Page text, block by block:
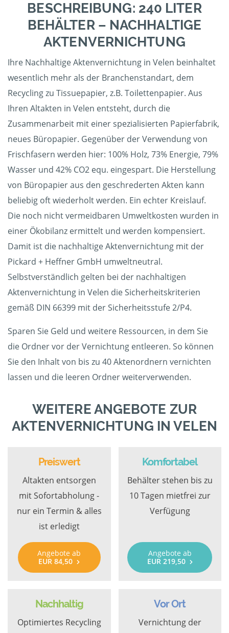
BESCHREIBUNG: 240 LITER
BEHÄLTER – NACHHALTIGE
AKTENVERNICHTUNG
Ihre Nachhaltige Aktenvernichtung in Velen beinhaltet
wesentlich mehr als der Branchenstandart, dem
Recycling zu Tissuepapier, z.B. Toilettenpapier. Aus
Ihren Altakten in Velen entsteht, durch die
Zusammenarbeit mit einer spezialisierten Papierfabrik,
neues Büropapier. Gegenüber der Verwendung von
Frischfasern werden hier: 100% Holz, 73% Energie, 79%
Wasser und 42% CO2 equ. eingespart. Die Herstellung
von Büropapier aus den geschrederten Akten kann
beliebig oft wiederholt werden. Ein echter Kreislauf.
Die noch nicht vermeidbaren Umweltkosten wurden in
einer Ökobilanz ermittelt und werden kompensiert.
Damit ist die nachhaltige Aktenvernichtung mit der
Pickard + Heffner GmbH umweltneutral.
Selbstverständlich gelten bei der nachhaltigen
Aktenvernichtung in Velen die Sicherheitskriterien
gemäß DIN 66399 mit der Sicherheitsstufe 2/P4.
Sparen Sie Geld und weitere Ressourcen, in dem Sie
die Ordner vor der Vernichtung entleeren. So können
Sie den Inhalt von bis zu 40 Aktenordnern vernichten
lassen und die leeren Ordner weiterverwenden.
WEITERE ANGEBOTE ZUR
AKTENVERNICHTUNG IN VELEN
Preiswert
Altakten entsorgen
mit Sofortabholung -
nur ein Termin & alles
ist erledigt
Angebote ab
EUR 84,50
Komfortabel
Behälter stehen bis zu
10 Tagen mietfrei zur
Verfügung
Angebote ab
EUR 219,50
Nachhaltig
Optimiertes Recycling
Vor Ort
Vernichtung der